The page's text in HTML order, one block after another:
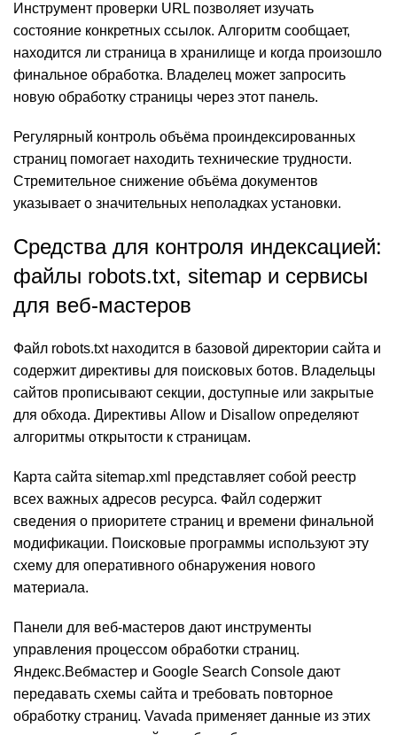
Инструмент проверки URL позволяет изучать
состояние конкретных ссылок. Алгоритм сообщает,
находится ли страница в хранилище и когда произошло
финальное обработка. Владелец может запросить
новую обработку страницы через этот панель.
Регулярный контроль объёма проиндексированных
страниц помогает находить технические трудности.
Стремительное снижение объёма документов
указывает о значительных неполадках установки.
Средства для контроля индексацией:
файлы robots.txt, sitemap и сервисы
для веб‑мастеров
Файл robots.txt находится в базовой директории сайта и
содержит директивы для поисковых ботов. Владельцы
сайтов прописывают секции, доступные или закрытые
для обхода. Директивы Allow и Disallow определяют
алгоритмы открытости к страницам.
Карта сайта sitemap.xml представляет собой реестр
всех важных адресов ресурса. Файл содержит
сведения о приоритете страниц и времени финальной
модификации. Поисковые программы используют эту
схему для оперативного обнаружения нового
материала.
Панели для веб-мастеров дают инструменты
управления процессом обработки страниц.
Яндекс.Вебмастер и Google Search Console дают
передавать схемы сайта и требовать повторное
обработку страниц. Vavada применяет данные из этих